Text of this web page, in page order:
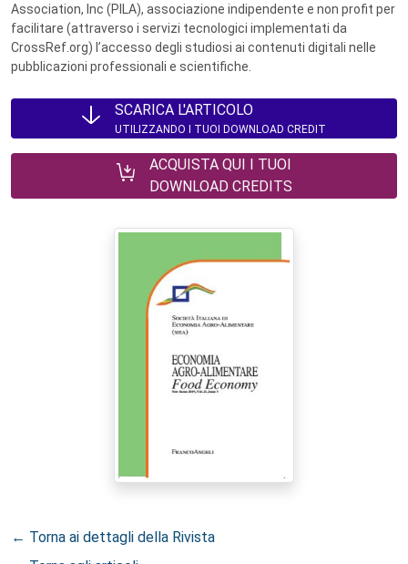
Association, Inc (PILA), associazione indipendente e non profit per
facilitare (attraverso i servizi tecnologici implementati da
CrossRef.org) l’accesso degli studiosi ai contenuti digitali nelle
pubblicazioni professionali e scientifiche.
SCARICA L'ARTICOLO
UTILIZZANDO I TUOI DOWNLOAD CREDIT
ACQUISTA QUI I TUOI
DOWNLOAD CREDITS
← Torna ai dettagli della Rivista